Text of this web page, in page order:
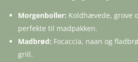
Morgenboller: Koldhævede, grove
perfekte til madpakken.
Madbrød: Focaccia, naan og
grill.